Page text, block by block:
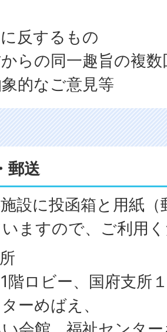
反するもの
からの同一趣旨の複
的なご意見等
郵送
設に投函箱と用紙（
ますので、ご利用
ロビー、国府支所
ーめばえ、